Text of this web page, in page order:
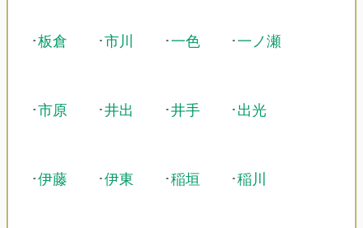
･板倉 ･市川 ･一色 ･一ノ瀬
･市原 ･井出 ･井手 ･出光
･伊藤 ･伊東 ･稲垣 ･稲川